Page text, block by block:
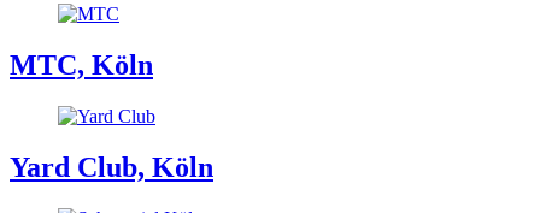
MTC, Köln
Yard Club, Köln